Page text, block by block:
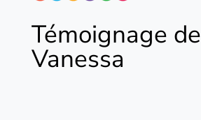
Témoignage de
Vanessa